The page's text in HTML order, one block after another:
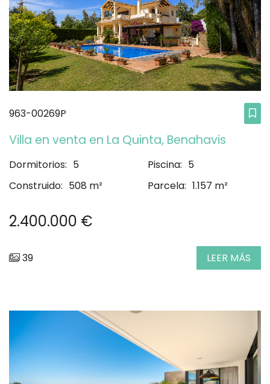
963-00269P
Villa en venta en La Quinta, Benahavis
Dormitorios: 5 Piscina: 5
Construido: 508 m² Parcela: 1.157 m²
2.400.000 €
39 LEER MÁS